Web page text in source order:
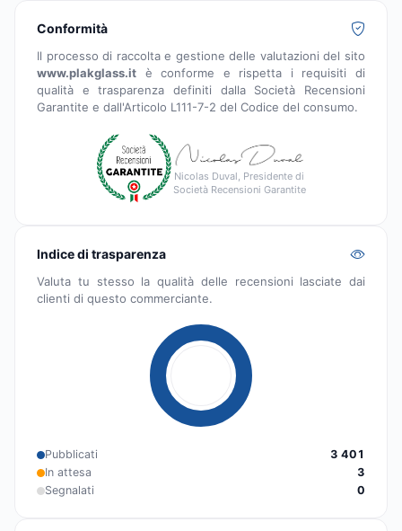
Conformità
Il processo di raccolta e gestione delle valutazioni del sito
www.plakglass.it è conforme e rispetta i requisiti di
qualità e trasparenza definiti dalla Società Recensioni
Garantite e dall'Articolo L111-7-2 del Codice del consumo.
Nicolas Duval, Presidente di
Società Recensioni Garantite
Indice di trasparenza
Valuta tu stesso la qualità delle recensioni lasciate dai
clienti di questo commerciante.
Pubblicati
3 401
In attesa
3
Segnalati
0